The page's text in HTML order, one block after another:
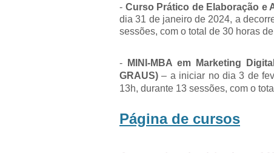
- Curso Prático de Elaboração e
dia 31 de janeiro de 2024, a
sessões, com o total de 30 horas
-
MINI-MBA em Marketing
GRAUS) – a iniciar no dia 3 de
13h, durante 13 sessões, com o
Página de cursos